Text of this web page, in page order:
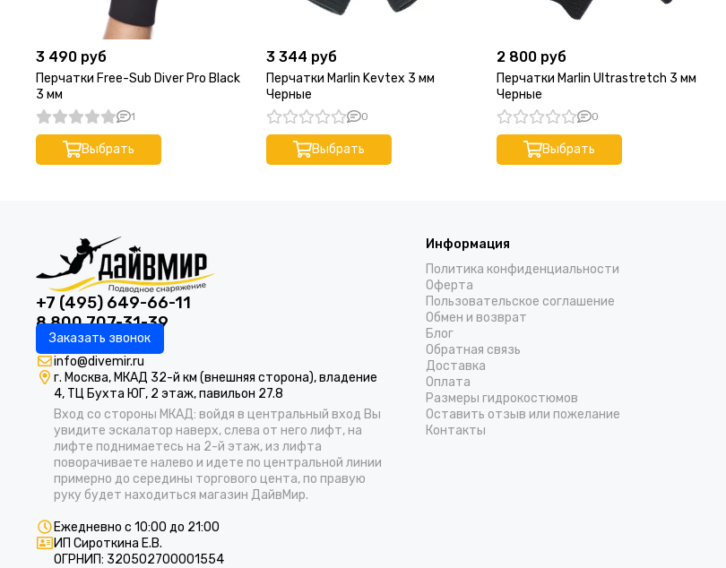
3 490 руб
Перчатки Free-Sub Diver Pro Black
3 мм
1
Выбрать
3 344 руб
Перчатки Marlin Kevtex 3 мм
Черные
0
Выбрать
2 800 руб
Перчатки Marlin Ultrastretch 3 мм
Черные
0
Выбрать
+7 (495) 649-66-11
8 800 707-31-39
Заказать звонок
info@divemir.ru
г. Москва, МКАД 32-й км (внешняя сторона), владение
4, ТЦ Бухта ЮГ, 2 этаж, павильон 27.8
Вход со стороны МКАД: войдя в центральный вход Вы
увидите эскалатор наверх, слева от него лифт, на
лифте поднимаетесь на 2-й этаж, из лифта
поворачиваете налево и идете по центральной линии
примерно до середины торгового цента, по правую
руку будет находиться магазин ДайвМир.
Ежедневно с 10:00 до 21:00
ИП Сироткина Е.В.
ОГРНИП: 320502700001554
Информация
Политика конфиденциальности
Оферта
Пользовательское соглашение
Обмен и возврат
Блог
Обратная связь
Доставка
Оплата
Размеры гидрокостюмов
Оставить отзыв или пожелание
Контакты